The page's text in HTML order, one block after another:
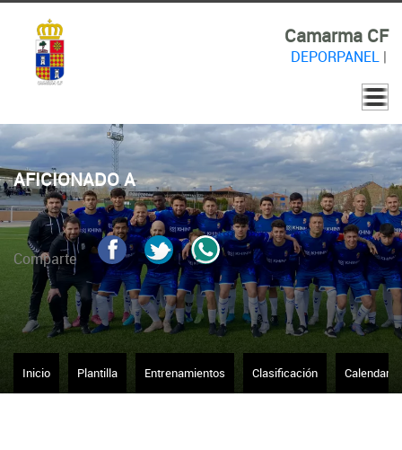
Camarma CF
DEPORPANEL|
AFICIONADO A
Comparte
Inicio Plantilla Entrenamientos Clasificación Calendario